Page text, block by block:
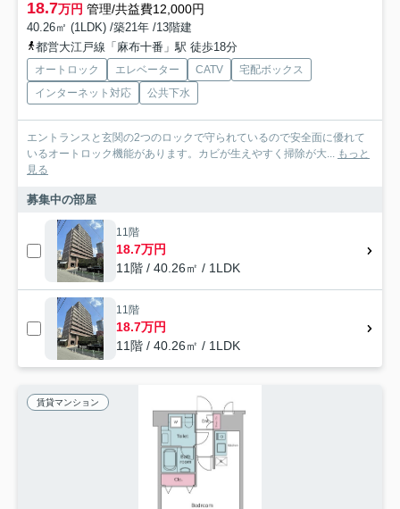
18.7万円 管理/共益費12,000円
40.26㎡ (1LDK) /築21年 /13階建
都営大江戸線「麻布十番」駅 徒歩18分
オートロック エレベーター CATV
宅配ボックス
インターネット対応
公共下水
エントランスと玄関の2つのロックで守られているので安全面に優れて
いるオートロック機能があります。カビが生えやすく掃除が大... もっと
見る
募集中の部屋
11階
18.7万円
11階 / 40.26㎡ / 1LDK
11階
18.7万円
11階 / 40.26㎡ / 1LDK
賃貸マンション